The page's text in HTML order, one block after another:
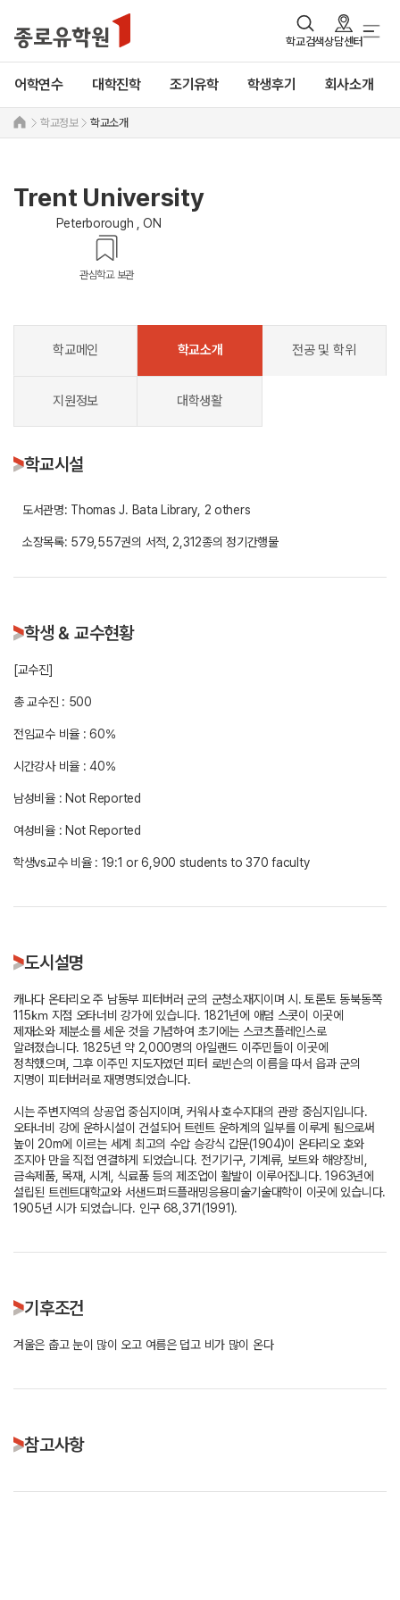
학교검색상담센터
어학연수 대학진학 조기유학 학생후기 회사소개
학교정보 학교소개
Trent University
Peterborough , ON
관심학교 보관
학교메인 학교소개 전공 및 학위
지원정보 대학생활
학교시설
도서관명: Thomas J. Bata Library, 2 others
소장목록: 579,557권의 서적, 2,312종의 정기간행물
학생 & 교수현황
[교수진]
총 교수진 : 500
전임교수 비율 : 60%
시간강사 비율 : 40%
남성비율 : Not Reported
여성비율 : Not Reported
학생vs교수 비율 : 19:1 or 6,900 students to 370 faculty
도시설명
캐나다 온타리오 주 남동부 피터버러 군의 군청소재지이며 시. 토론토 동북동쪽
115㎞ 지점 오타너비 강가에 있습니다. 1821년에 애덤 스콧이 이곳에
제재소와 제분소를 세운 것을 기념하여 초기에는 스코츠플레인스로
알려졌습니다. 1825년 약 2,000명의 아일랜드 이주민들이 이곳에
정착했으며, 그후 이주민 지도자였던 피터 로빈슨의 이름을 따서 읍과 군의
지명이 피터버러로 재명명되었습니다.
시는 주변지역의 상공업 중심지이며, 커워사 호수지대의 관광 중심지입니다.
오타너비 강에 운하시설이 건설되어 트렌트 운하계의 일부를 이루게 됨으로써
높이 20m에 이르는 세계 최고의 수압 승강식 갑문(1904)이 온타리오 호와
조지아 만을 직접 연결하게 되었습니다. 전기기구, 기계류, 보트와 해양장비,
금속제품, 목재, 시계, 식료품 등의 제조업이 활발이 이루어집니다. 1963년에
설립된 트렌트대학교와 서샌드퍼드플래밍응용미술기술대학이 이곳에 있습니다.
1905년 시가 되었습니다. 인구 68,371(1991).
기후조건
겨울은 춥고 눈이 많이 오고 여름은 덥고 비가 많이 온다
참고사항